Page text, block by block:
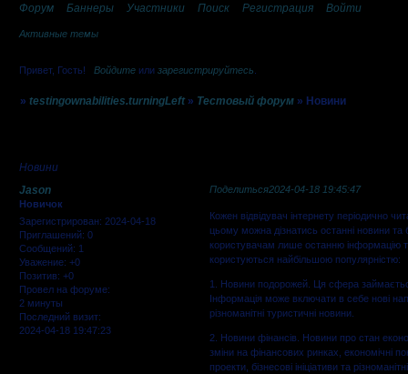
Форум Баннеры Участники Поиск Регистрация Войти
Активные темы
Привет, Гость! Войдитеили зарегистрируйтесь
»testingownabilities.turningLeft » Тестовый форум » Новини
Новини
Поделиться2024-04-18 19:45:47
Jason
Новичок
Зарегистрирован: 2024-04-18
Приглашений: 0
Сообщений: 1
Уважение: +0
Позитив: +0
Провел на форуме:
2 минуты
Последний визит:
2024-04-18 19:47:23
Кожен відвідувач інтернету періодично
цьому можна дізнатись останні новини та
користувачам лише останню інформацію
користуються найбільшою популярністю:
1. Новини подорожей. Ця сфера
Інформація може включати в себе нові
різноманітні туристичні новини.
2. Новини фінансів. Новини про стан
зміни на фінансових ринках, економічні
проекти, бізнесові ініціативи та